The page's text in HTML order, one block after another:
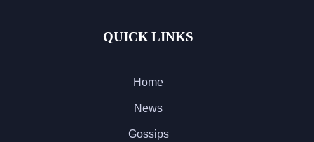
QUICK LINKS
Home
News
Gossips